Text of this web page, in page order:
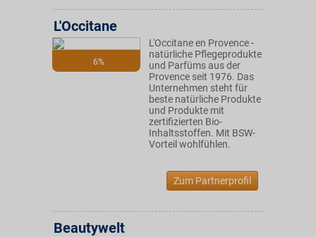
6%
L'Occitane
L'Occitane en Provence -
natürliche Pflegeprodukte
und Parfüms aus der
Provence seit 1976. Das
Unternehmen steht für
beste natürliche Produkte
und Produkte mit
zertifizierten Bio-
Inhaltsstoffen. Mit BSW-
Vorteil wohlfühlen.
Zum Partnerprofil
Beautywelt